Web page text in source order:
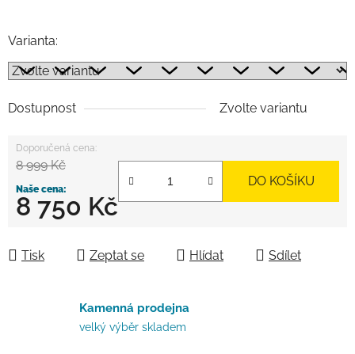
Varianta:
Dostupnost Zvolte variantu
8 999 Kč
8 750 Kč
DO KOŠÍKU
Tisk Zeptat se Hlídat Sdílet
Kamenná prodejna
velký výběr skladem